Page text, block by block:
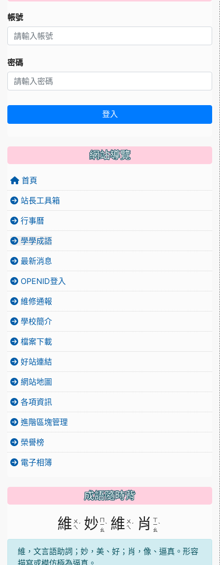
帳號
密碼
登入
網站導覽
首頁
站長工具箱
行事曆
學學成語
最新消息
OPENID登入
維修通報
學校簡介
檔案下載
好站連結
網站地圖
各項資訊
進階區塊管理
榮譽榜
電子相簿
成語隨時背
維 ㄨ
ㄟ ˊ 妙 ㄇ
ㄧ
ㄠ
ˋ 維 ㄨ
ㄟ ˊ 肖
ㄒ
ㄧ
ㄠ
ˋ
維，文言語助詞；妙，美、好；肖，像、逼真。形容
描寫或模仿極為逼真。